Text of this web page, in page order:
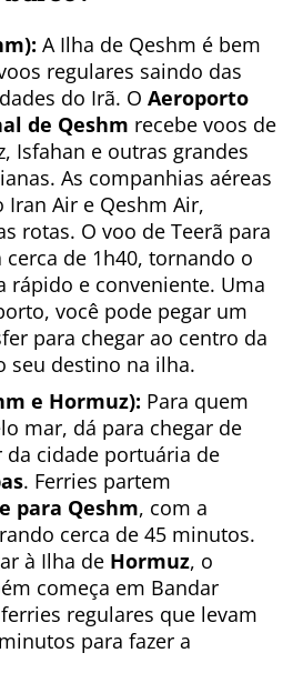
A Ilha de Qeshm é bem
regulares saindo das
do Irã. O Aeroporto
de Qeshm recebe voos de
Isfahan e outras grandes
As companhias aéreas
Iran Air e Qeshm Air,
rotas. O voo de Teerã para
cerca de 1h40, tornando o
rápido e conveniente. Uma
você pode pegar um
para chegar ao centro da
seu destino na ilha.
e Hormuz): Para quem
mar, dá para chegar de
cidade portuária de
. Ferries partem
para Qeshm, com a
cerca de 45 minutos.
à Ilha de Hormuz, o
começa em Bandar
regulares que levam
para fazer a